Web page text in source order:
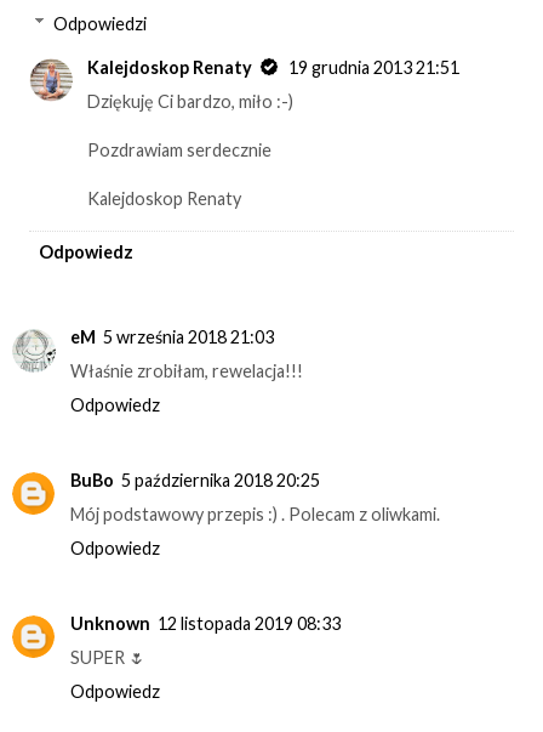
Odpowiedzi
Kalejdoskop Renaty
19 grudnia 2013 21:51
Dziękuję Ci bardzo, miło :-)
Pozdrawiam serdecznie
Kalejdoskop Renaty
Odpowiedz
eM 5 września 2018 21:03
Właśnie zrobiłam, rewelacja!!!
Odpowiedz
BuBo 5 października 2018 20:25
Mój podstawowy przepis :) . Polecam z oliwkami.
Odpowiedz
Unknown 12 listopada 2019 08:33
SUPER 🌷
Odpowiedz